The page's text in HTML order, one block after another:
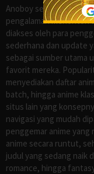
Anoboy sejak lama
pengalaman menonton
diakses oleh para
sederhana dan update
sebagai sumber utama
favorit mereka.
menyediakan daftar
batch, hingga anime
situs lain yang
navigasi yang mudah
penggemar anime yang
anime secara runtut,
judul yang sedang
romance, hingga